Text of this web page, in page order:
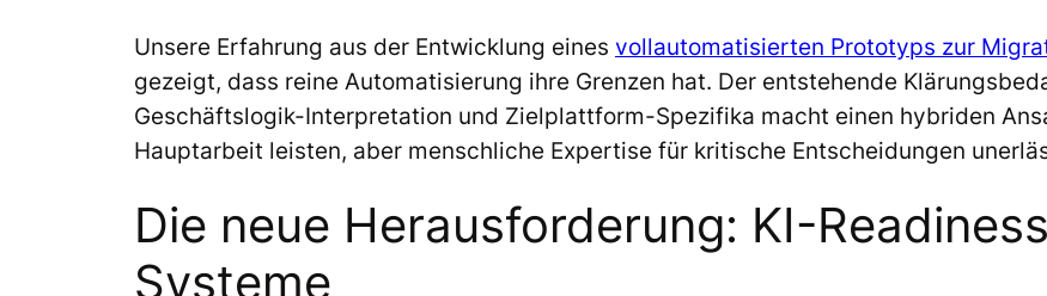
Unsere Erfahrung aus der Entwicklung eines vollautomatisierten Prototyps zur
gezeigt, dass reine Automatisierung ihre Grenzen hat. Der entstehende
Geschäftslogik-Interpretation und Zielplattform-Spezifika macht einen hybriden
Hauptarbeit leisten, aber menschliche Expertise für kritische Entscheidungen
Die neue Herausforderung: KI-
Systeme